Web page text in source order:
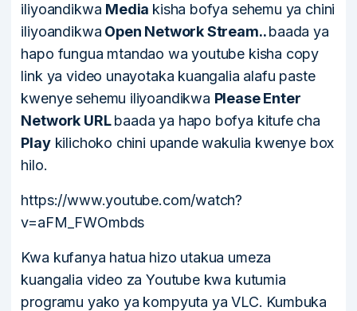
iliyoandikwa Media kisha bofya sehemu ya chini
iliyoandikwa Open Network Stream..baada ya
hapo fungua mtandao wa youtube kisha copy
link ya video unayotaka kuangalia alafu paste
kwenye sehemu iliyoandikwa Please Enter
Network URLbaada ya hapo bofya kitufe cha
Playkilichoko chini upande wakulia kwenye box
hilo.
https://www.youtube.com/watch?
v=aFM_FWOmbds
Kwa kufanya hatua hizo utakua umeza
kuangalia video za Youtube kwa kutumia
programu yako ya kompyuta ya VLC. Kumbuka